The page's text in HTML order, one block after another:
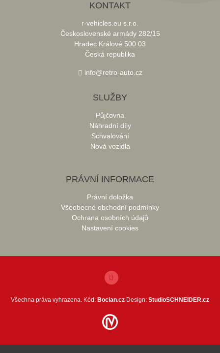
KONTAKT
r-vehicles.eu s.r.o.
Československé armády 282/15
Hradec Králové 500 03
Česká republika
info@retro-auto.cz
SLUŽBY
Půjčovna
Náhradní díly
Schvalování
Nová vozidla
PRÁVNÍ INFORMACE
Právní doložka
Všeobecné obchodní podmínky
Ochrana osobních údajů
Nastavení cookies
Všechna práva vyhrazena. Kód: Bocian.cz Design: StudioSCHNEIDER.cz